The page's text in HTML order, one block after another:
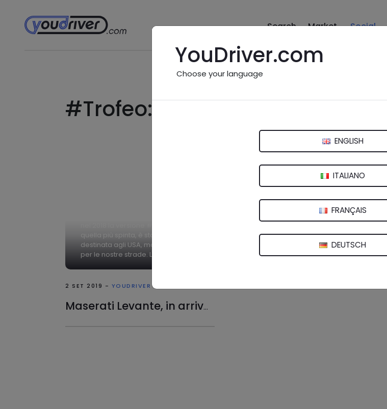
Search Market Social
#Trofeo:1 post
quella più spinta, è stata prima
destinata agli USA, ma ora è pronta
per le nostre strade. L...
2 SET 2019 - YOUDRIVER - AUTO
Maserati Levante, in arrivo la più potente di sempre
YouDriver.com
Choose your language
ENGLISH
ITALIANO
FRANÇAIS
DEUTSCH